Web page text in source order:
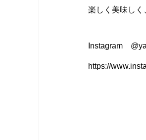
楽しく美味しく
Instagram
https://